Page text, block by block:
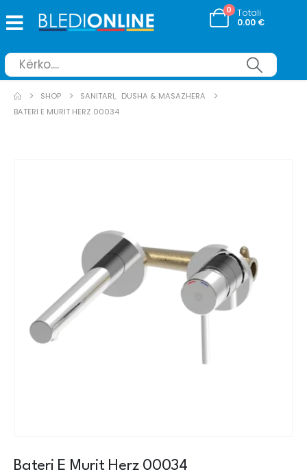
0 Totali
0.00 €
SHOP SANITARI, DUSHA & MASAZHERA
BATERI E MURIT HERZ 00034
Bateri E Murit Herz 00034